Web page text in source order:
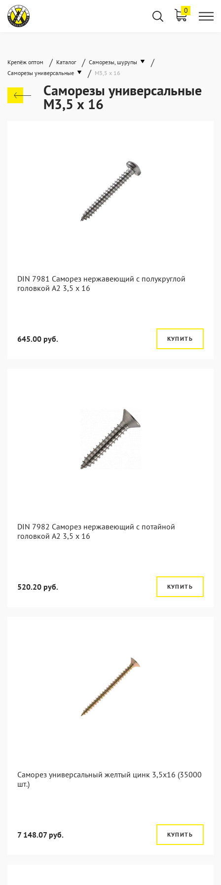
0
Крепёж оптом / Каталог / Саморезы, шурупы /
Саморезы универсальные / М3,5 х 16
Саморезы универсальные
М3,5 х 16
DIN 7981 Саморез нержавеющий с полукруглой
головкой А2 3,5 x 16
645.00 руб. КУПИТЬ
DIN 7982 Саморез нержавеющий с потайной
головкой А2 3,5 x 16
520.20 руб. КУПИТЬ
Саморез универсальный желтый цинк 3,5x16 (35000
шт.)
7 148.07 руб. КУПИТЬ